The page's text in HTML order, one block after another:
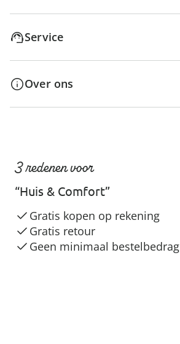
Service
Over ons
3 redenen voor
“Huis & Comfort”
Gratis kopen op rekening
Gratis retour
Geen minimaal bestelbedrag